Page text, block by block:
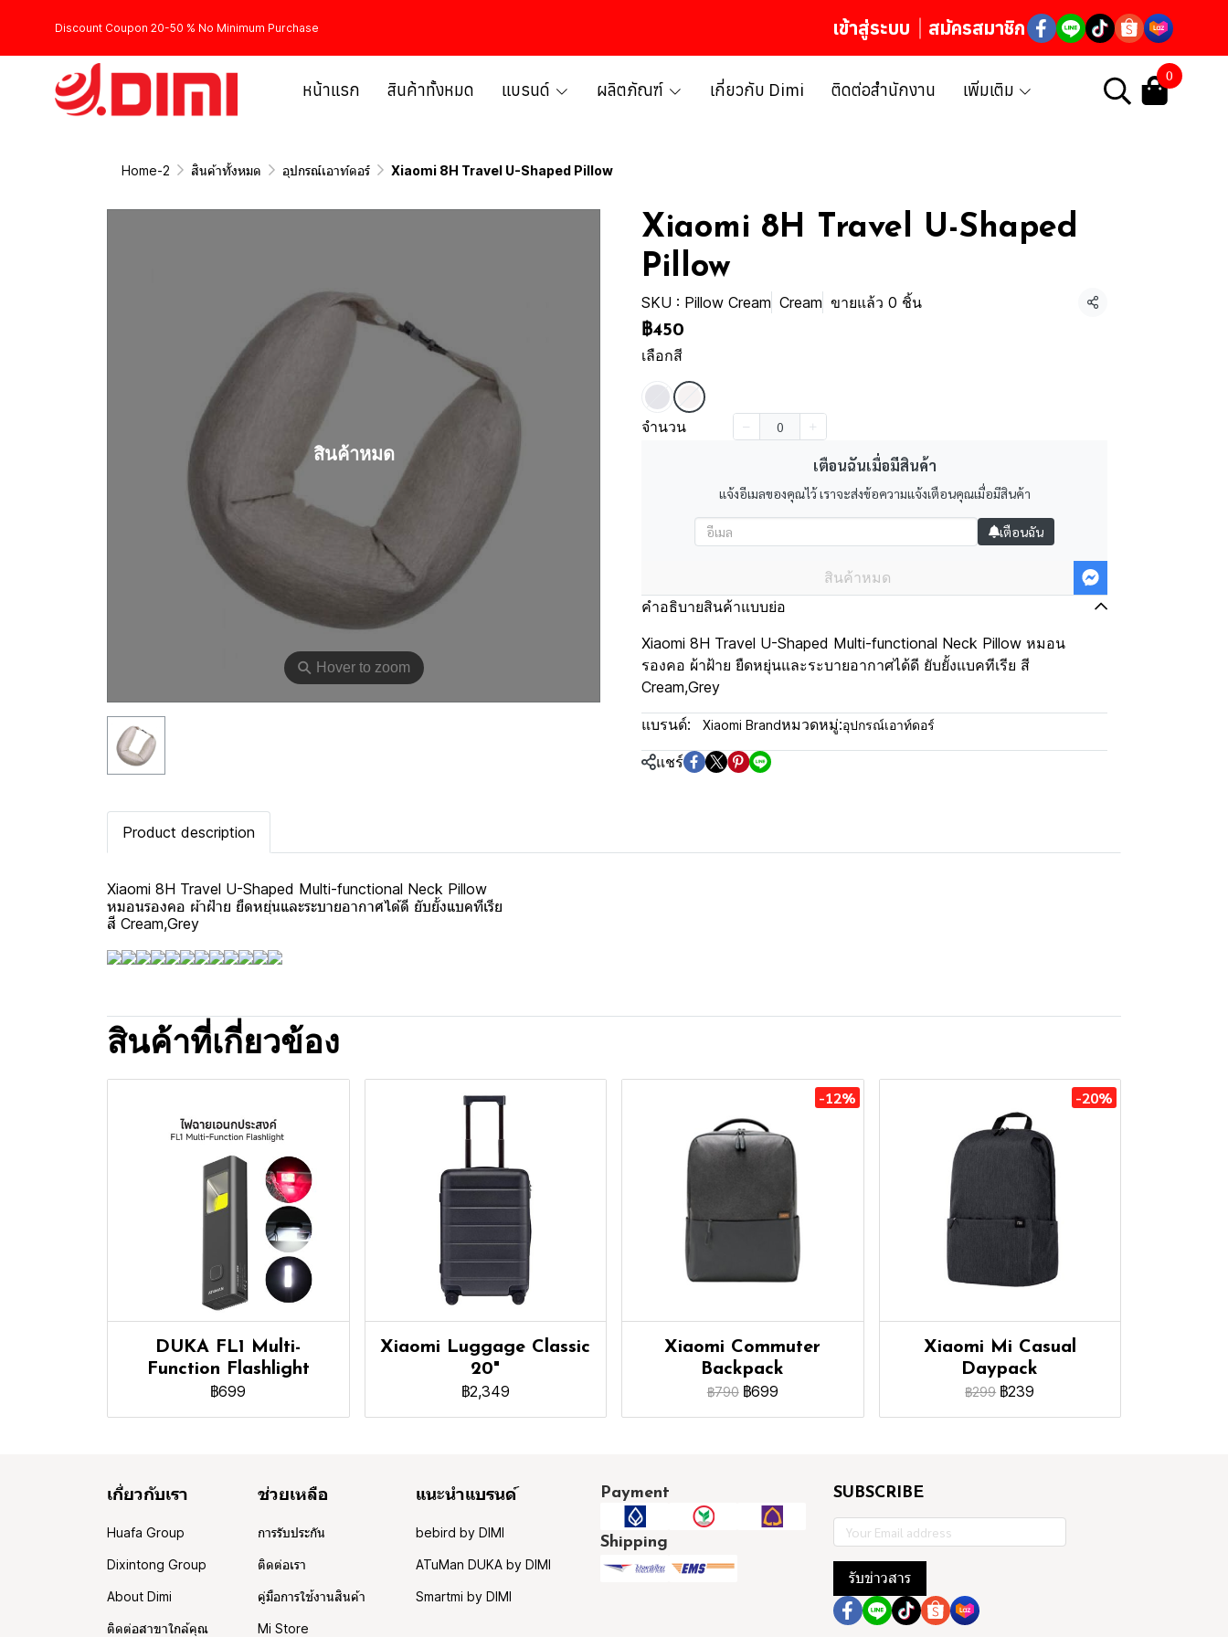
Discount Coupon 20-50 % No Minimum Purchase เข้าสู่ระบบ สมัครสมาชิก
หน้าแรก สินค้าทั้งหมด แบรนด์ ผลิตภัณฑ์ เกี่ยวกับ Dimi ติดต่อสำนักงาน เพิ่มเติม
0
Home-2 สินค้าทั้งหมด อุปกรณ์เอาท์ดอร์ Xiaomi 8H Travel U-Shaped Pillow
⚲ Hover to zoom
สินค้าหมด
Xiaomi 8H Travel U-Shaped
Pillow
SKU : Pillow Cream Cream ขายแล้ว 0 ชิ้น แชร์
฿450
เลือกสี
จำนวน
เตือนฉันเมื่อมีสินค้า
แจ้งอีเมลของคุณไว้ เราจะส่งข้อความแจ้งเตือนคุณเมื่อมีสินค้า
เตือนฉัน
สินค้าหมด
คำอธิบายสินค้าแบบย่อ
Xiaomi 8H Travel U-Shaped Multi-functional Neck Pillow หมอน
รองคอ ผ้าฝ้าย ยืดหยุ่นและระบายอากาศได้ดี ยับยั้งแบคทีเรีย สี
Cream,Grey
แบรนด์: Xiaomi Brandหมวดหมู่:อุปกรณ์เอาท์ดอร์
แชร์
Product description
Xiaomi 8H Travel U-Shaped Multi-functional Neck Pillow
หมอนรองคอ ผ้าฝ้าย ยืดหยุ่นและระบายอากาศได้ดี ยับยั้งแบคทีเรีย
สี Cream,Grey
สินค้าที่เกี่ยวข้อง
DUKA FL1 Multi-
Function Flashlight
฿699
Xiaomi Luggage Classic
20"
฿2,349
-12%
Xiaomi Commuter
Backpack
฿790 ฿699
-20%
Xiaomi Mi Casual
Daypack
฿299 ฿239
เกี่ยวกับเรา
Huafa Group
Dixintong Group
About Dimi
ติดต่อสาขาใกล้คุณ
ช่วยเหลือ
การรับประกัน
ติดต่อเรา
คู่มือการใช้งานสินค้า
Mi Store
แนะนำแบรนด์
bebird by DIMI
ATuMan DUKA by DIMI
Smartmi by DIMI
Payment
Shipping
SUBSCRIBE
รับข่าวสาร